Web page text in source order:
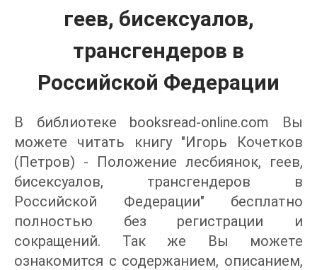
геев, бисексуалов,
трансгендеров в
Российской Федерации
В библиотеке booksread-online.com Вы
можете читать книгу "Игорь Кочетков
(Петров) - Положение лесбиянок, геев,
бисексуалов, трансгендеров в
Российской Федерации" бесплатно
полностью без регистрации и
сокращений. Так же Вы можете
ознакомится с содержанием, описанием,